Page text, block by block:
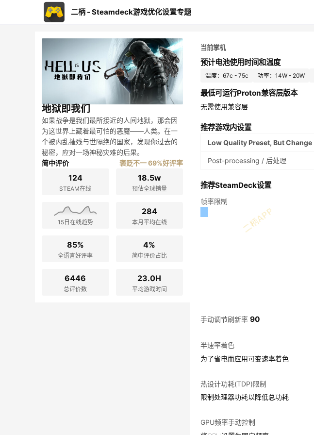
二柄 - Steamdeck游戏优化设置专题
地狱即我们
如果战争是我们最所接近的人间地狱，那会因
为这世界上藏着最可怕的恶魔——人类。在一
个被内乱摧残与世隔绝的国家，发现你过去的
秘密，应对一场神秘灾难的后果。
简中评价
褒贬不一 69%好评率
124
STEAM在线
18.5w
预估全球销量
15日在线趋势
284
本月平均在线
85%
全语言好评率
4%
简中评价占比
6446
总评价数
23.0H
平均游戏时间
当前掌机
预计电池使用时间和温度
温度：67c - 75c 功率：14W - 20W
最低可运行Proton兼容层版本
无需使用兼容层
推荐游戏内设置
Low Quality Preset, But Change
Post-processing / 后处理
推荐SteamDeck设置
帧率限制
手动调节刷新率 90
半速率着色
为了省电而应用可变速率着色
热设计功耗(TDP)限制
限制处理器功耗以降低总功耗
GPU频率手动控制